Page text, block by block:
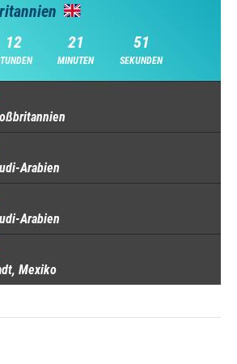
12 21
MINUTEN
50
SEKUNDEN
Arabien
Arabien
Mexiko